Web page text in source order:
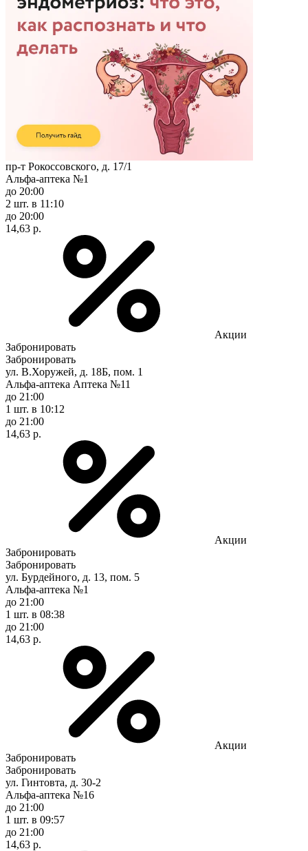
пр-т Рокоссовского, д. 17/1
Альфа-аптека №1
до 20:00
2 шт. в 11:10
до 20:00
14,63 р.
Акции
Забронировать
Забронировать
ул. В.Хоружей, д. 18Б, пом. 1
Альфа-аптека Аптека №11
до 21:00
1 шт. в 10:12
до 21:00
14,63 р.
Акции
Забронировать
Забронировать
ул. Бурдейного, д. 13, пом. 5
Альфа-аптека №1
до 21:00
1 шт. в 08:38
до 21:00
14,63 р.
Акции
Забронировать
Забронировать
ул. Гинтовта, д. 30-2
Альфа-аптека №16
до 21:00
1 шт. в 09:57
до 21:00
14,63 р.